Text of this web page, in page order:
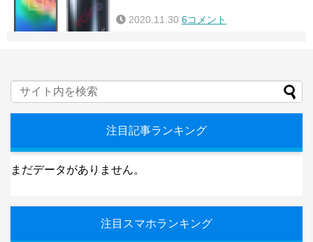
2020.11.30 6コメント
注目記事ランキング
まだデータがありません。
注目スマホランキング